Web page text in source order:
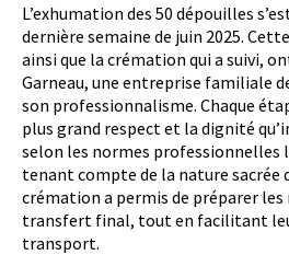
L’exhumation des 50 dépouilles
dernière semaine de juin 2025.
ainsi que la crémation qui a suivi,
Garneau, une entreprise familiale
son professionnalisme. Chaque
plus grand respect et la dignité
selon les normes professionnelles
tenant compte de la nature sacrée
crémation a permis de préparer les
transfert final, tout en facilitant
transport.